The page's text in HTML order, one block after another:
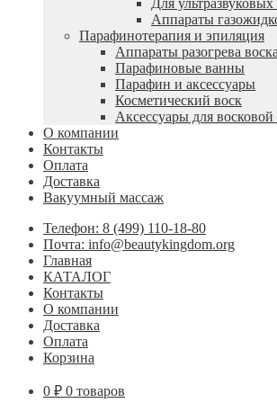
Для
Аппараты
Парафинотерапия и эпиляция
Аппараты разогрева
Парафиновые ванны
Парафин и аксессуары
Косметический воск
Аксессуары для
О компании
Контакты
Оплата
Доставка
Вакуумный массаж
Телефон: 8 (499) 110-18-80
Почта: info@beautykingdom.org
Главная
КАТАЛОГ
Контакты
О компании
Доставка
Оплата
Корзина
0 ₽ 0 товаров